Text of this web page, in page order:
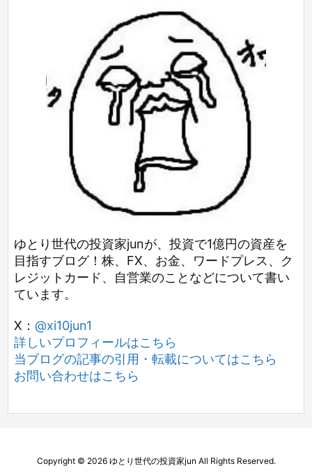
ゆとり世代の投資家junが、投資で1億円の資産を
目指すブログ！株、FX、お金、ワードプレス、ク
レジットカード、自営業のことなどについて書い
ています。
X： @xi10jun1
詳しいプロフィールはこちら
当ブログの記事の引用・転載についてはこちら
お問い合わせはこちら
Copyright © 2026 ゆとり世代の投資家jun All Rights Reserved.